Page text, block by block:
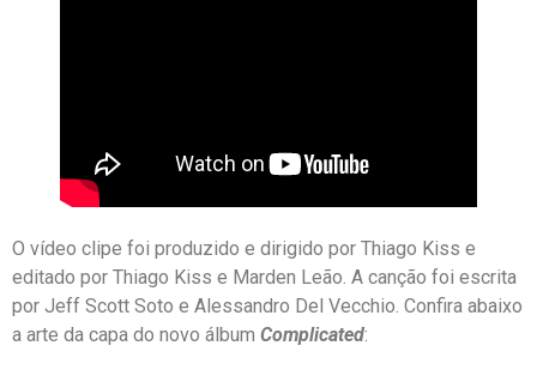
O vídeo clipe foi produzido e dirigido por Thiago Kiss e
editado por Thiago Kiss e Marden Leão. A canção foi escrita
por Jeff Scott Soto e Alessandro Del Vecchio. Confira abaixo
a arte da capa do novo álbum Complicated: